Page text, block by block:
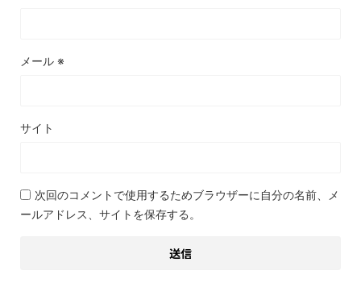
メール ※
サイト
次回のコメントで使用するためブラウザーに自分の名前、メ
ールアドレス、サイトを保存する。